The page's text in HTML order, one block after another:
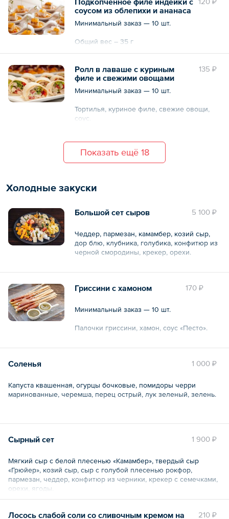
соусом из облепихи и ананаса
Минимальный заказ — 10 шт.
Общий вес – 35 г
135 ₽
Ролл в лаваше с куриным
филе и свежими овощами
Минимальный заказ — 10 шт.
Тортилья, куриное филе, свежие овощи,
соус.
Показать ещё 18
Холодные закуски
5 100 ₽
Большой сет сыров
Чеддер, пармезан, камамбер, козий сыр,
дор блю, клубника, голубика, конфитюр из
черной смородины, крекер, орехи.
Общий вес – 0.8 кг
170 ₽
Гриссини с хамоном
Минимальный заказ — 10 шт.
Палочки гриссини, хамон, соус «Песто».
Общий вес – 25 г
1 000 ₽
Соленья
Капуста квашенная, огурцы бочковые, помидоры черри
маринованные, черемша, перец острый, лук зеленый, зелень.
Общий вес – 0.6 кг
1 900 ₽
Сырный сет
Мягкий сыр с белой плесенью «Камамбер», твердый сыр
«Грюйер», козий сыр, сыр с голубой плесенью рокфор,
пармезан, чеддер, конфитюр из черники, крекер с семечками,
орехи, ягоды.
210 ₽
Лосось слабой соли со сливочным кремом на